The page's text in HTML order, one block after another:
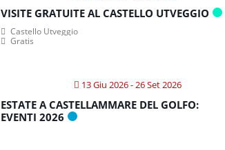
VISITE GRATUITE AL CASTELLO UTVEGGIO
Castello Utveggio
Gratis
13 Giu 2026- 26 Set 2026
ESTATE A CASTELLAMMARE DEL GOLFO:
EVENTI 2026